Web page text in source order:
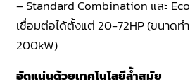
– Standard Combination และ
เชื่อมต่อได้ตั้งแต่ 20-72HP (ขนาดท
200kW)
อัดแน่นด้วยเทคโนโลยีล้ำสมัย